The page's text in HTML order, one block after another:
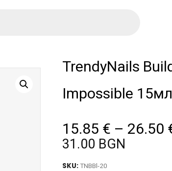
TrendyNails
Impossible
15.85 € – 26.50
31.00 BGN
SKU:TNBBl-20